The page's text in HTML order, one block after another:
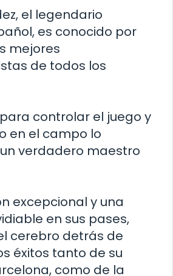
el legendario
es conocido por
mejores
de todos los
controlar el juego y
en el campo lo
verdadero maestro
excepcional y una
en sus pases,
cerebro detrás de
éxitos tanto de su
como de la